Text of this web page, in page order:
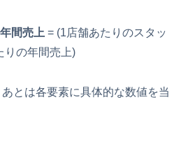
間売上 = (1店舗あたりのスタッ
りの年間売上)
とは各要素に具体的な数値を当